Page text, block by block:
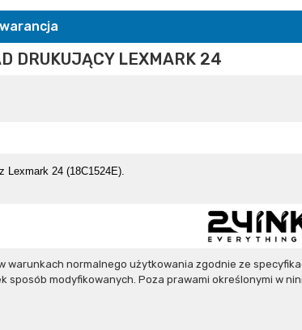
DRUKUJĄCY LEXMARK 24
Lexmark 24 (18C1524E).
warunkach normalnego użytkowania zgodnie ze
modyfikowanych. Poza prawami określonymi w